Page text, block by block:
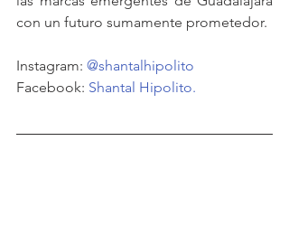
con un futuro sumamente prometedor.
Instagram: @shantalhipolito
Facebook: Shantal Hipolito.